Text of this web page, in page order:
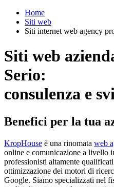
Home
Siti web
Siti internet web agency
Siti web
Serio:
consulenza e
Benefici per la tua
KropHouse è una rinomata web
online e comunicazione a livello
professionisti altamente
ottimizzazione dei motori di
Google. Siamo specializzati nel